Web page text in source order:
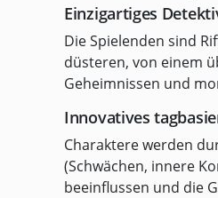
Einzigartiges
Die Spielenden sind
düsteren, von einem
Geheimnissen und
Innovatives
Charaktere werden
(Schwächen, innere
beeinflussen und die